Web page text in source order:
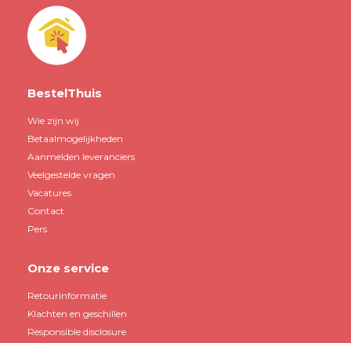
BestelThuis
Wie zijn wij
Betaalmogelijkheden
Aanmelden leveranciers
Veelgestelde vragen
Vacatures
Contact
Pers
Onze service
Retourinformatie
Klachten en geschillen
Responsible disclosure